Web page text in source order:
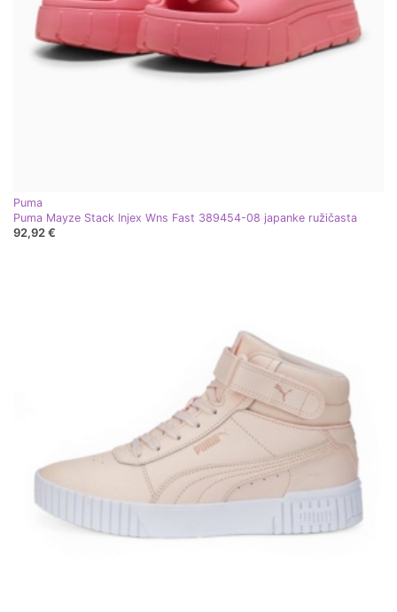
Puma
Puma Mayze Stack Injex Wns Fast 389454-08 japanke ružičasta
92,92 €